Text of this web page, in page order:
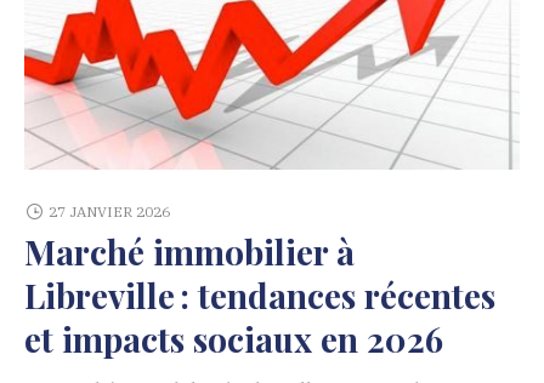
27 JANVIER 2026
Marché immobilier à
Libreville : tendances récentes
et impacts sociaux en 2026